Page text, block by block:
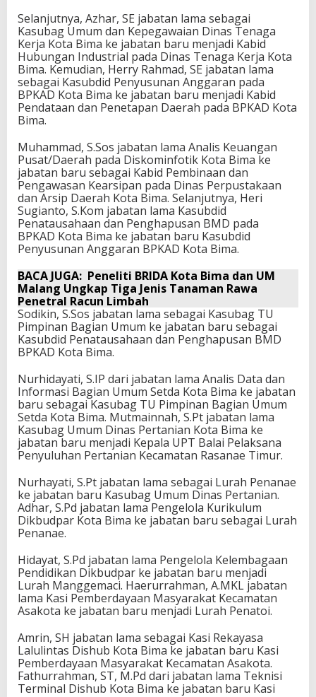
Selanjutnya, Azhar, SE jabatan lama sebagai
Kasubag Umum dan Kepegawaian Dinas Tenaga
Kerja Kota Bima ke jabatan baru menjadi Kabid
Hubungan Industrial pada Dinas Tenaga Kerja Kota
Bima. Kemudian, Herry Rahmad, SE jabatan lama
sebagai Kasubdid Penyusunan Anggaran pada
BPKAD Kota Bima ke jabatan baru menjadi Kabid
Pendataan dan Penetapan Daerah pada BPKAD Kota
Bima.
Muhammad, S.Sos jabatan lama Analis Keuangan
Pusat/Daerah pada Diskominfotik Kota Bima ke
jabatan baru sebagai Kabid Pembinaan dan
Pengawasan Kearsipan pada Dinas Perpustakaan
dan Arsip Daerah Kota Bima. Selanjutnya, Heri
Sugianto, S.Kom jabatan lama Kasubdid
Penatausahaan dan Penghapusan BMD pada
BPKAD Kota Bima ke jabatan baru Kasubdid
Penyusunan Anggaran BPKAD Kota Bima.
BACA JUGA: Peneliti BRIDA Kota Bima dan UM
Malang Ungkap Tiga Jenis Tanaman Rawa
Penetral Racun Limbah
Sodikin, S.Sos jabatan lama sebagai Kasubag TU
Pimpinan Bagian Umum ke jabatan baru sebagai
Kasubdid Penatausahaan dan Penghapusan BMD
BPKAD Kota Bima.
Nurhidayati, S.IP dari jabatan lama Analis Data dan
Informasi Bagian Umum Setda Kota Bima ke jabatan
baru sebagai Kasubag TU Pimpinan Bagian Umum
Setda Kota Bima. Mutmainnah, S.Pt jabatan lama
Kasubag Umum Dinas Pertanian Kota Bima ke
jabatan baru menjadi Kepala UPT Balai Pelaksana
Penyuluhan Pertanian Kecamatan Rasanae Timur.
Nurhayati, S.Pt jabatan lama sebagai Lurah Penanae
ke jabatan baru Kasubag Umum Dinas Pertanian.
Adhar, S.Pd jabatan lama Pengelola Kurikulum
Dikbudpar Kota Bima ke jabatan baru sebagai Lurah
Penanae.
Hidayat, S.Pd jabatan lama Pengelola Kelembagaan
Pendidikan Dikbudpar ke jabatan baru menjadi
Lurah Manggemaci. Haerurrahman, A.MKL jabatan
lama Kasi Pemberdayaan Masyarakat Kecamatan
Asakota ke jabatan baru menjadi Lurah Penatoi.
Amrin, SH jabatan lama sebagai Kasi Rekayasa
Lalulintas Dishub Kota Bima ke jabatan baru Kasi
Pemberdayaan Masyarakat Kecamatan Asakota.
Fathurrahman, ST, M.Pd dari jabatan lama Teknisi
Terminal Dishub Kota Bima ke jabatan baru Kasi